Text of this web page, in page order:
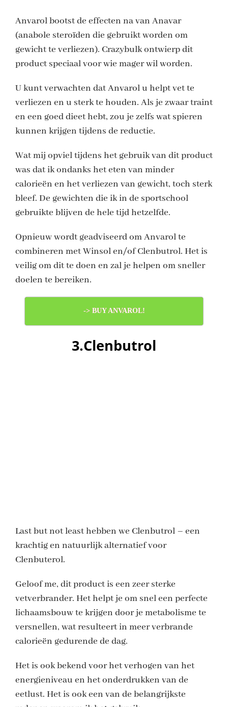
Anvarol bootst de effecten na van Anavar
(anabole steroïden die gebruikt worden om
gewicht te verliezen). Crazybulk ontwierp dit
product speciaal voor wie mager wil worden.
U kunt verwachten dat Anvarol u helpt vet te
verliezen en u sterk te houden. Als je zwaar traint
en een goed dieet hebt, zou je zelfs wat spieren
kunnen krijgen tijdens de reductie.
Wat mij opviel tijdens het gebruik van dit product
was dat ik ondanks het eten van minder
calorieën en het verliezen van gewicht, toch sterk
bleef. De gewichten die ik in de sportschool
gebruikte blijven de hele tijd hetzelfde.
Opnieuw wordt geadviseerd om Anvarol te
combineren met Winsol en/of Clenbutrol. Het is
veilig om dit te doen en zal je helpen om sneller
doelen te bereiken.
-> BUY ANVAROL!
3.Clenbutrol
Last but not least hebben we Clenbutrol – een
krachtig en natuurlijk alternatief voor
Clenbuterol.
Geloof me, dit product is een zeer sterke
vetverbrander. Het helpt je om snel een perfecte
lichaamsbouw te krijgen door je metabolisme te
versnellen, wat resulteert in meer verbrande
calorieën gedurende de dag.
Het is ook bekend voor het verhogen van het
energieniveau en het onderdrukken van de
eetlust. Het is ook een van de belangrijkste